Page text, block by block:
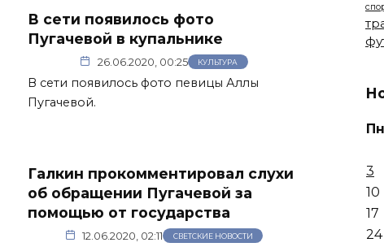
В сети появилось фото
Пугачевой в купальнике
26.06.2020, 00:25 КУЛЬТУРА
В сети появилось фото певицы Аллы
Пугачевой.
Галкин прокомментировал слухи
об обращении Пугачевой за
помощью от государства
12.06.2020, 02:11 СВЕТСКИЕ НОВОСТИ
Пн
3
10
17
24